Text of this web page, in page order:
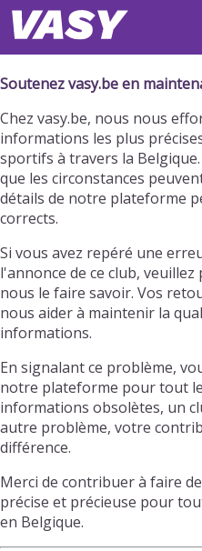
Soutenez vasy.be en
Chez vasy.be, nous nous
informations les plus
sportifs à travers la
que les circonstances
détails de notre plateforme
corrects.
Si vous avez repéré une
l'annonce de ce club,
nous le faire savoir. Vos
nous aider à maintenir la
informations.
En signalant ce problème,
notre plateforme pour tout
informations obsolètes, un
autre problème, votre
différence.
Merci de contribuer à faire
précise et précieuse pour
en Belgique.